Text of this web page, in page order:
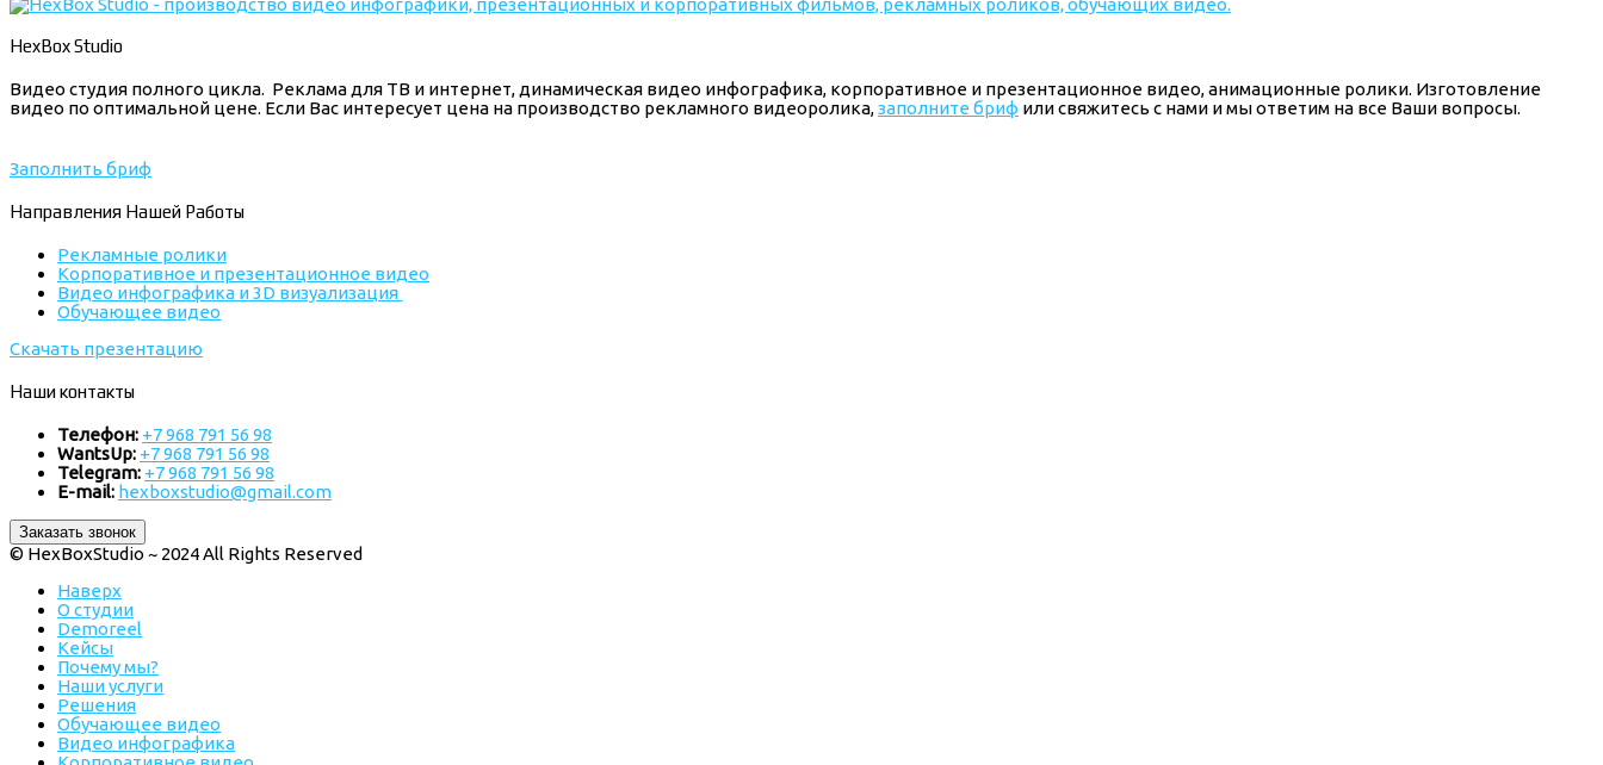
HexBox Studio
Видео студия полного цикла. Реклама для ТВ и интернет, динамическая видео инфографика, корпоративное и презентационное видео, анимационные ролики. Изготовление
видео по оптимальной цене. Если Вас интересует цена на производство рекламного видеоролика,заполните бриф или свяжитесь с нами и мы ответим на все Ваши вопросы.
Заполнить бриф
Направления Нашей Работы
Рекламные ролики
Корпоративное и презентационное видео
Видео инфографика и 3D визуализация
Обучающее видео
Скачать презентацию
Наши контакты
Телефон: +7 968 791 56 98
WantsUp: +7 968 791 56 98
Telegram: +7 968 791 56 98
E-mail: hexboxstudio@gmail.com
Заказать звонок
© HexBoxStudio ~ 2024 All Rights Reserved
Наверх
О студии
Demoreel
Кейсы
Почему мы?
Наши услуги
Решения
Обучающее видео
Видео инфографика